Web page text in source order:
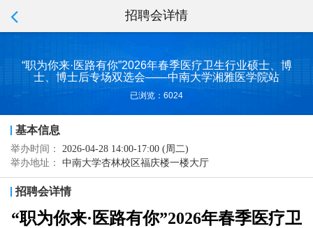
招聘会详情
“职为你来·医路有你”2026年春季医疗卫生行业硕士、博
士、博士后专场双选会——中南大学湘雅医学院站
已浏览：6024
基本信息
举办时间：
2026-04-28 14:00-17:00 (周二)
举办地址：
中南大学杏林校区福庆楼一楼大厅
招聘会详情
“职为你来·医路有你”2026年春季医疗卫